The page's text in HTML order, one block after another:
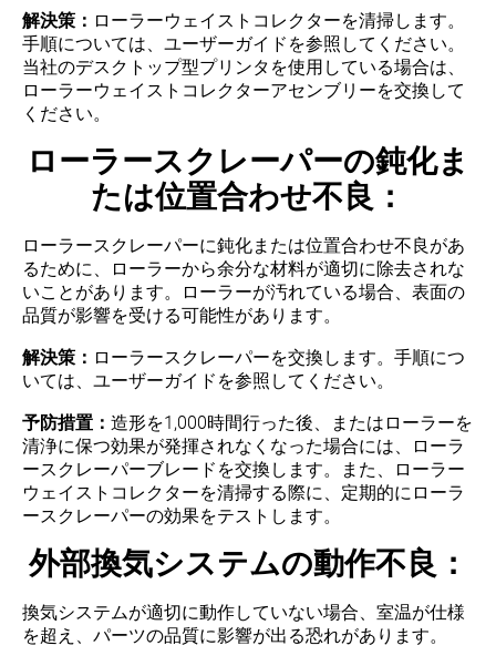
解決策： ローラーウェイストコレクターを清掃します。
手順については、ユーザーガイドを参照してください。
当社のデスクトップ型プリンタを使用している場合は、
ローラーウェイストコレクターアセンブリーを交換して
ください。
ローラースクレーパーの鈍化ま
たは位置合わせ不良：
ローラースクレーパーに鈍化または位置合わせ不良があ
るために、ローラーから余分な材料が適切に除去されな
いことがあります。ローラーが汚れている場合、表面の
品質が影響を受ける可能性があります。
解決策： ローラースクレーパーを交換します。手順につ
いては、ユーザーガイドを参照してください。
予防措置： 造形を1,000時間行った後、またはローラーを
清浄に保つ効果が発揮されなくなった場合には、ローラ
ースクレーパーブレードを交換します。また、ローラー
ウェイストコレクターを清掃する際に、定期的にローラ
ースクレーパーの効果をテストします。
外部換気システムの動作不良：
換気システムが適切に動作していない場合、室温が仕様
を超え、パーツの品質に影響が出る恐れがあります。